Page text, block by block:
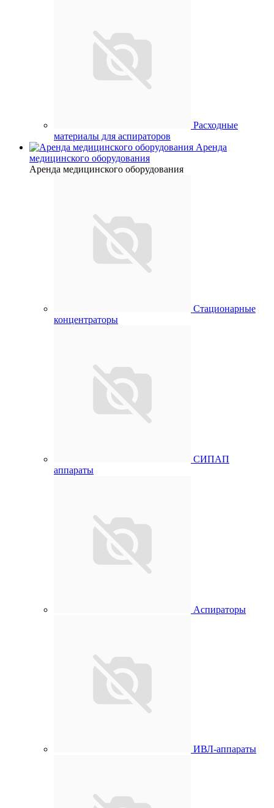
Расходные
материалы для аспираторов
Аренда
медицинского оборудования
Аренда медицинского оборудования
Стационарные
концентраторы
СИПАП
аппараты
Аспираторы
ИВЛ-аппараты